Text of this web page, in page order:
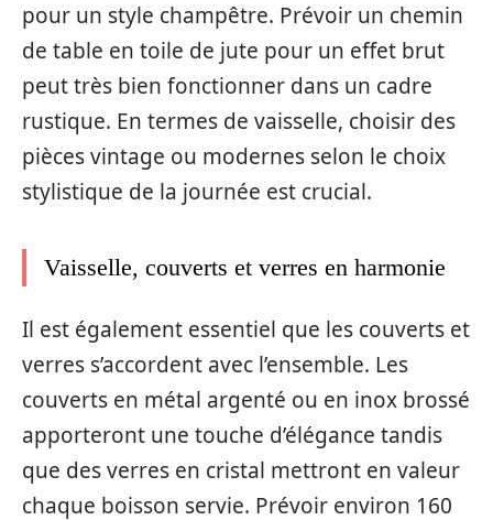
pour un style champêtre. Prévoir un chemin
de table en toile de jute pour un effet brut
peut très bien fonctionner dans un cadre
rustique. En termes de vaisselle, choisir des
pièces vintage ou modernes selon le choix
stylistique de la journée est crucial.
Vaisselle, couverts et verres en harmonie
Il est également essentiel que les couverts et
verres s’accordent avec l’ensemble. Les
couverts en métal argenté ou en inox brossé
apporteront une touche d’élégance tandis
que des verres en cristal mettront en valeur
chaque boisson servie. Prévoir environ 160